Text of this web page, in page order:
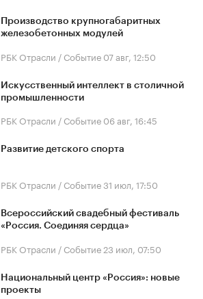
Производство крупногабаритных
железобетонных модулей
РБК Отрасли / Событие 07 авг, 12:50
Искусственный интеллект в столичной
промышленности
РБК Отрасли / Событие 06 авг, 16:45
Развитие детского спорта
РБК Отрасли / Событие31 июл, 17:50
Всероссийский свадебный фестиваль
«Россия. Соединяя сердца»
РБК Отрасли / Событие 23 июл, 07:50
Национальный центр «Россия»: новые
проекты